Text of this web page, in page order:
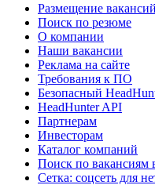
Размещение вакансий
Поиск по резюме
О компании
Наши вакансии
Реклама на сайте
Требования к ПО
Безопасный
HeadHunter API
Партнерам
Инвесторам
Каталог компаний
Поиск по вакансиям
Сетка: соцсеть для